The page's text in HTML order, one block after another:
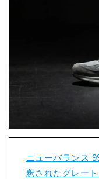
ニューバランス
釈されたグレー